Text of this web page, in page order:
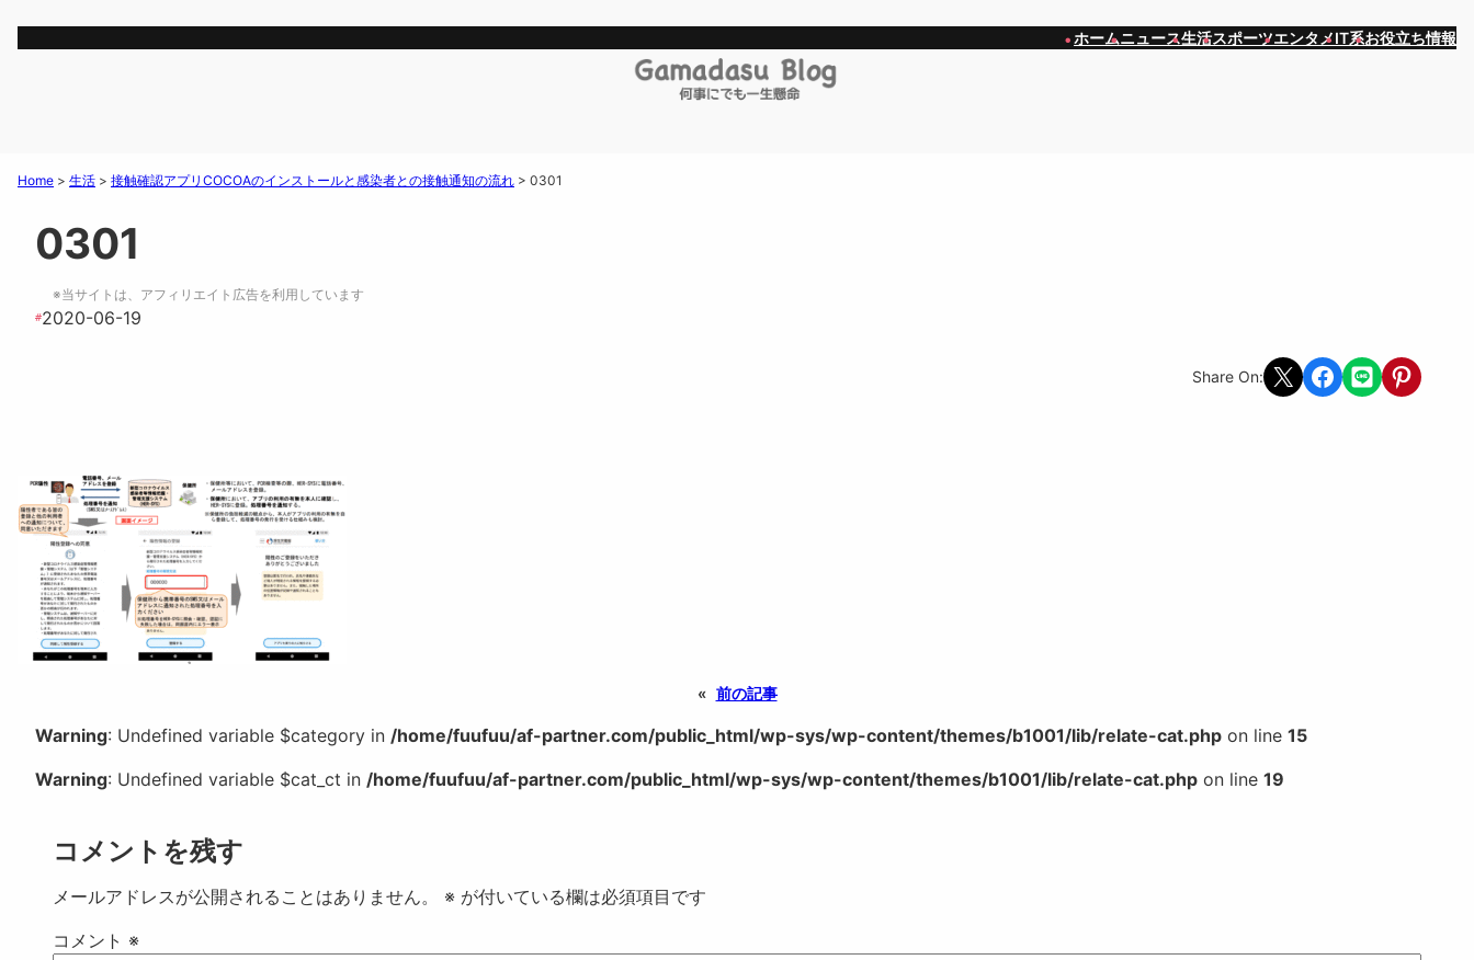
ホームニュース生活スポーツエンタメIT系お役立ち情報
Home > 生活 > 接触確認アプリCOCOAのインストールと感染者との接触通知の流れ > 0301
0301
※当サイトは、アフィリエイト広告を利用しています
#2020-06-19
Share On: Share on X Share on Facebook
Share on LINEShare on
« 前の記事
Warning: Undefined variable $category in /home/fuufuu/af-partner.com/public_html/wp-sys/wp-content/themes/b1001/lib/relate-cat.php on line 15
Warning: Undefined variable $cat_ct in /home/fuufuu/af-partner.com/public_html/wp-sys/wp-content/themes/b1001/lib/relate-cat.php on line 19
コメントを残す
メールアドレスが公開されることはありません。 ※ が付いている欄は必須項目です
コメント ※